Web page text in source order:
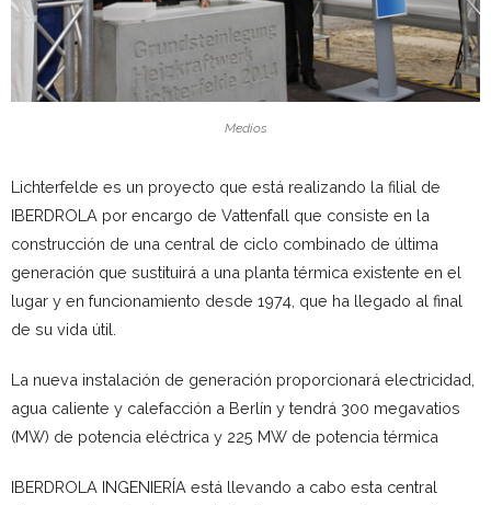
Medios
Lichterfelde es un proyecto que está realizando la filial de
IBERDROLA por encargo de Vattenfall que consiste en la
construcción de una central de ciclo combinado de última
generación que sustituirá a una planta térmica existente en el
lugar y en funcionamiento desde 1974, que ha llegado al final
de su vida útil.
La nueva instalación de generación proporcionará electricidad,
agua caliente y calefacción a Berlín y tendrá 300 megavatios
(MW) de potencia eléctrica y 225 MW de potencia térmica
IBERDROLA INGENIERÍA está llevando a cabo esta central